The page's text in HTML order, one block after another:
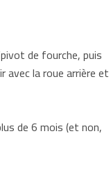
de fourche, puis
avec la roue arrière et
de 6 mois (et non,